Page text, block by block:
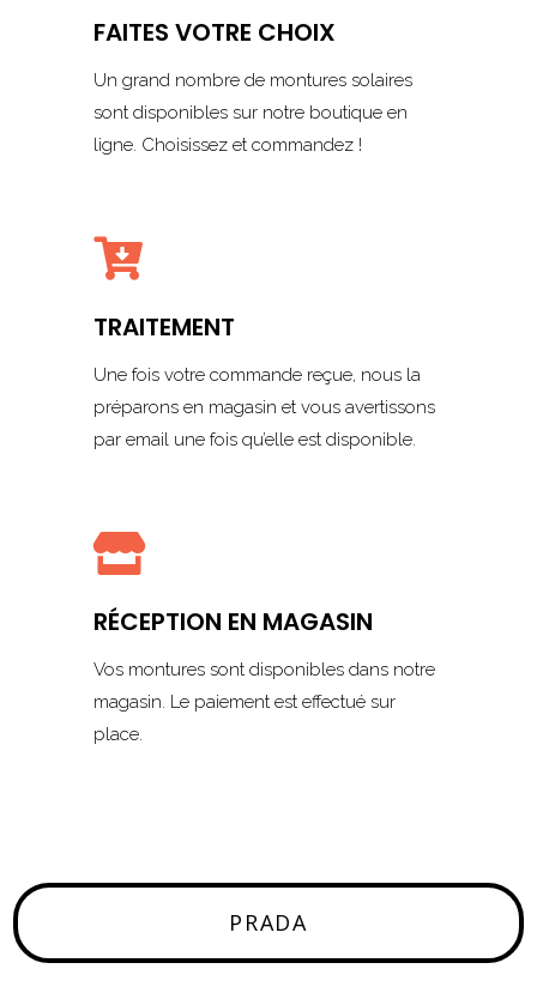
FAITES VOTRE CHOIX
Un grand nombre de montures solaires
sont disponibles sur notre boutique en
ligne. Choisissez et commandez !

TRAITEMENT
Une fois votre commande reçue, nous la
préparons en magasin et vous avertissons
par email une fois qu’elle est disponible.

RÉCEPTION EN MAGASIN
Vos montures sont disponibles dans notre
magasin. Le paiement est effectué sur
place.
PRADA